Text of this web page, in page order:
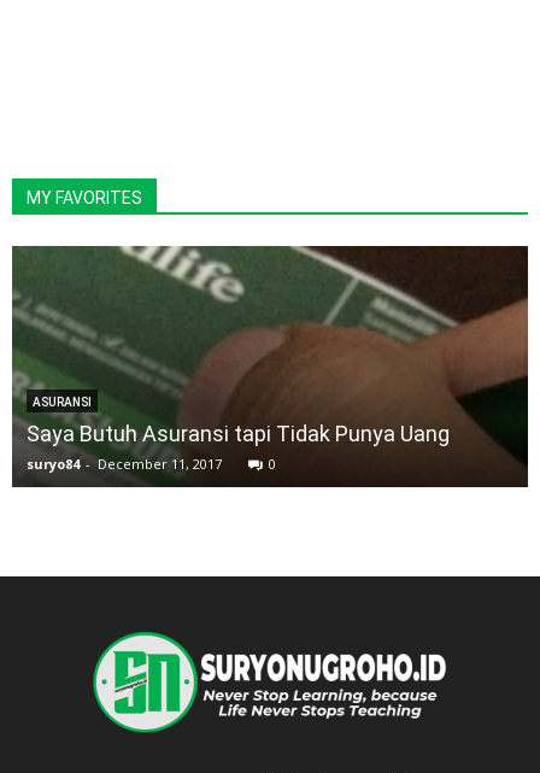
MY FAVORITES
ASURANSI
Saya Butuh Asuransi tapi Tidak Punya Uang
suryo84 - December 11, 2017 0